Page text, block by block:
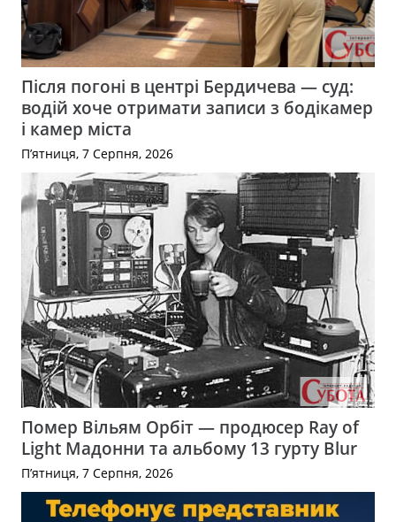
Після погоні в центрі Бердичева — суд:
водій хоче отримати записи з бодікамер
і камер міста
П’ятниця, 7 Серпня, 2026
Помер Вільям Орбіт — продюсер Ray of
Light Мадонни та альбому 13 гурту Blur
П’ятниця, 7 Серпня, 2026